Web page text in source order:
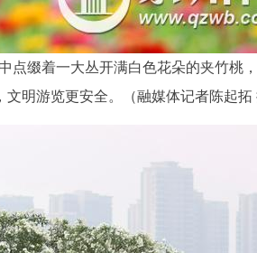
点缀着一大丛开满白色花朵的夹竹桃
明游览更安全。（融媒体记者陈起拓